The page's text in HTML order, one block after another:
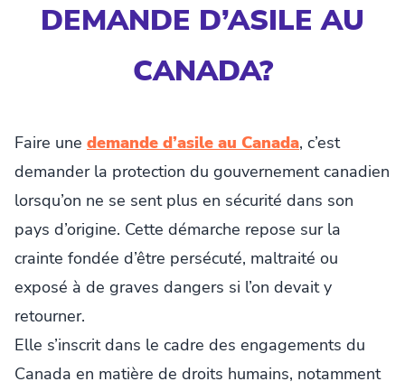
DEMANDE D’ASILE AU
CANADA?
Faire une demande d’asile au Canada, c’est
demander la protection du gouvernement canadien
lorsqu’on ne se sent plus en sécurité dans son
pays d’origine. Cette démarche repose sur la
crainte fondée d’être persécuté, maltraité ou
exposé à de graves dangers si l’on devait y
retourner.
Elle s’inscrit dans le cadre des engagements du
Canada en matière de droits humains, notamment